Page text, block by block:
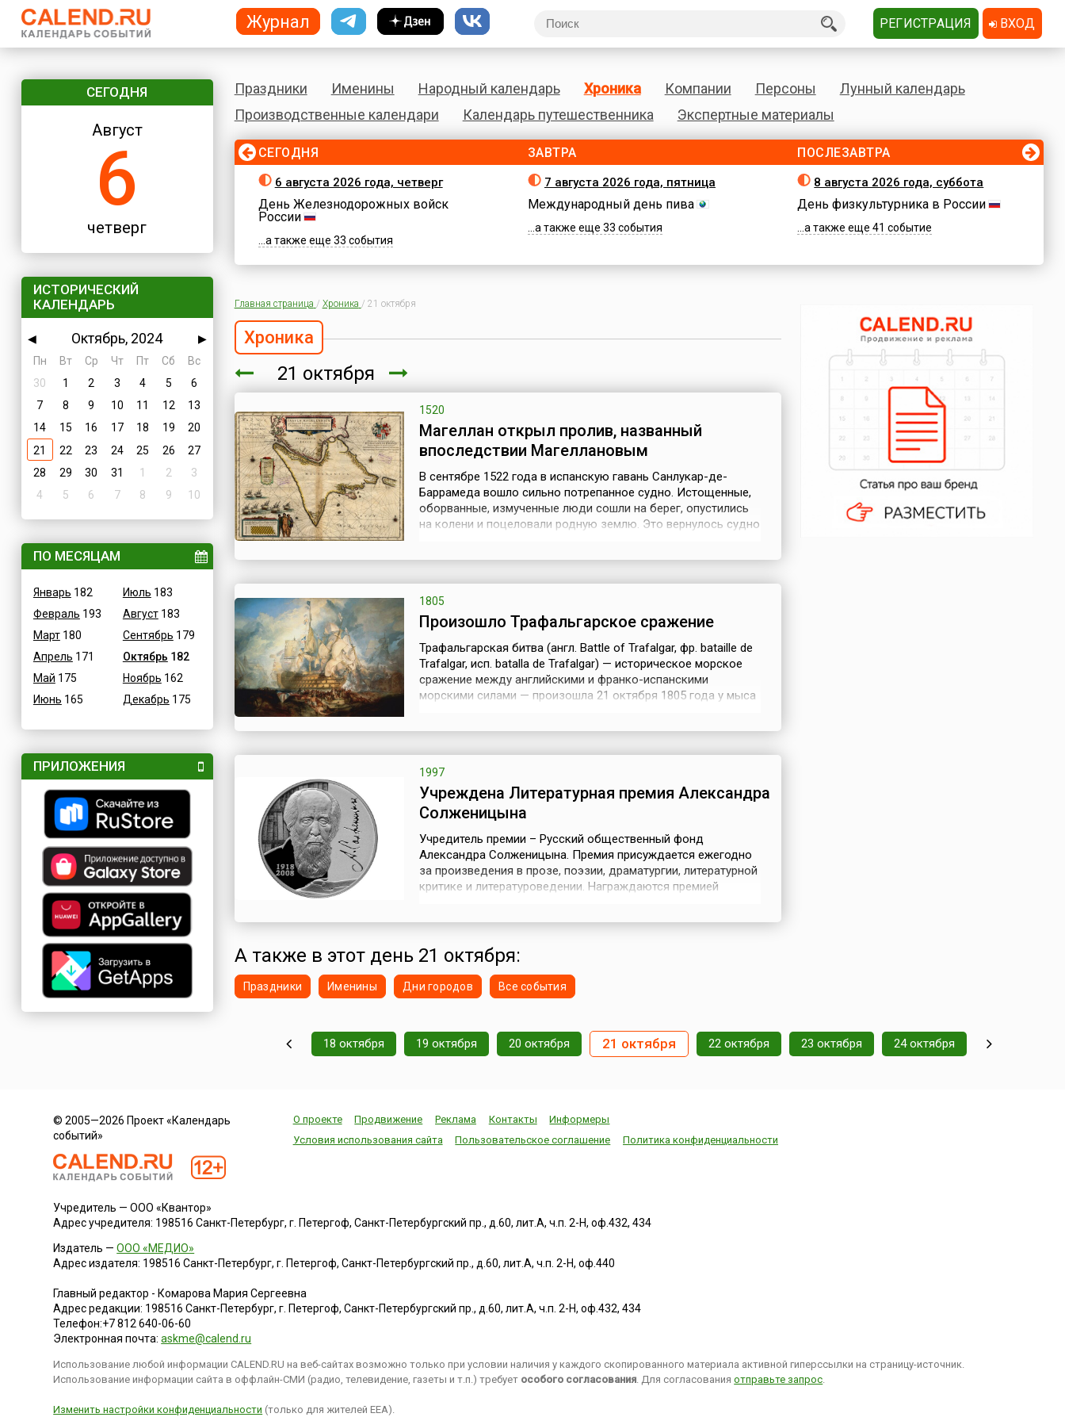
СЕГОДНЯ
Август
6
четверг
ИСТОРИЧЕСКИЙ
КАЛЕНДАРЬ
◀ Октябрь, 2024
▶
Пн
Вт Ср Чт Пт Сб
Вс
30
1 2 3 4 5
6
7
8 9 10 11 12
13
14
15 16 17 18 19
20
21
22 23 24 25 26
27
28
29 30 31 1 2
3
4
5 6 7 8 9 10
ПО МЕСЯЦАМ
Январь 182
Февраль 193
Март180
Апрель 171
Май 175
Июнь 165
Июль 183
Август183
Сентябрь 179
Октябрь 182
Ноябрь 162
Декабрь 175
ПРИЛОЖЕНИЯ
Праздники Именины Народный календарь Хроника Компании Персоны
Лунный календарь
Производственные календари
Календарь путешественника Экспертные материалы
СЕГОДНЯ
6 августа 2026 года, четверг
День Железнодорожных войск
России
...а также еще 33 события
ЗАВТРА
7 августа 2026 года, пятница
Международный день пива
...а также еще 33 события
ПОСЛЕЗАВТРА
8 августа 2026 года, суббота
День физкультурника в России
...а также еще 41 событие
Главная страница / Хроника / 21 октября
Хроника
21 октября
1520
Магеллан открыл пролив, названный
впоследствии Магеллановым
В сентябре 1522 года в испанскую гавань Санлукар-де-
Баррамеда вошло сильно потрепанное судно. Истощенные,
оборванные, измученные люди сошли на берег, опустились
на колени и поцеловали родную землю. Это вернулось судно
человек. Флотил...
1805
Произошло Трафальгарское сражение
Трафальгарская битва (англ. Battle of Trafalgar, фр. bataille de
Trafalgar, исп. batalla de Trafalgar) — историческое морское
сражение между английскими и франко-испанскими
морскими силами — произошла 21 октября 1805 года у мыса
линкоров и 4 фрегатов п...
1997
Учреждена Литературная премия Александра
Солженицына
Учредитель премии – Русский общественный фонд
Александра Солженицына. Премия присуждается ежегодно
за произведения в прозе, поэзии, драматургии, литературной
критике и литературоведении. Награждаются премией
бережное развитие традиций отеч...
А также в этот день 21 октября:
Праздники Именины Дни городов Все события
18 октября 19 октября 20 октября 21 октября 22 октября 23 октября 24 октября
© 2005—2026 Проект «Календарь
событий»
О проекте Продвижение Реклама Контакты
Информеры
Условия использования сайта
Пользовательское соглашение Политика конфиденциальности
Учредитель — ООО «Квантор»
Адрес учредителя: 198516 Санкт-Петербург, г. Петергоф, Санкт-Петербургский пр., д.60, лит.А, ч.п. 2-Н, оф.432, 434
Издатель —ООО «МЕДИО»
Адрес издателя: 198516 Санкт-Петербург, г. Петергоф, Санкт-Петербургский пр., д.60, лит.А, ч.п. 2-Н, оф.440
Главный редактор - Комарова Мария Сергеевна
Адрес редакции: 198516 Санкт-Петербург, г. Петергоф,Санкт-Петербургский пр., д.60, лит.А, ч.п. 2-Н, оф.432, 434
Телефон:+7 812 640-06-60
Электронная почта:askme@calend.ru
Использование любой информации CALEND.RU на веб-сайтах возможно только при условии наличия у каждого скопированного материала активной гиперссылки на страницу-источник.
Использование информации сайта в оффлайн-СМИ (радио, телевидение, газеты и т.п.) требует особого согласования. Для согласованияотправьте запрос.
Изменить настройки конфиденциальности (только для жителей EEA).
Журнал РЕГИСТРАЦИЯ ВХОД